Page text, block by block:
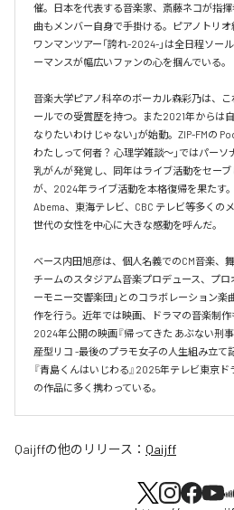
催。日本を代表する音楽家、斎藤ネコが指
曲もメンバー自身で手掛ける。ピアノトリ
ワンマンツアー「誇れ-2024-」は全日程ソー
ーマンスが幅広いファンの心を掴んでいる。
音楽大学ピアノ科卒のボーカル森彩乃は、
ールでの受賞歴を持つ。また2021年からは
なりたいわけじゃない」が始動。ZIP-FMの
わたしって何者？ 心理学雑談〜」ではパー
乳がんが発覚し、同年はライブ活動をセー
が、2024年ライブ活動を本格復帰を果たす
Abema、東海テレビ、CBC テレビ等多くの
世代の女性を中心に大きな感動を呼んだ。
ベース内田旭彦は、個人名義でのCM音楽、
チームのスタジアム音楽プロデュース、プロ
ーモニー交響楽団」とのコラボレーション楽
作を行う。近年では映画、ドラマの音楽制作
2024年公開の映画『帰ってきた あぶない刑
産型リコ -最後のプラモ女子の人生組み立て
『青島くんはいじわる』2025年テレビ東京ド
の作品に多く携わっている。
Qaijffの他のリリース： Qaijff